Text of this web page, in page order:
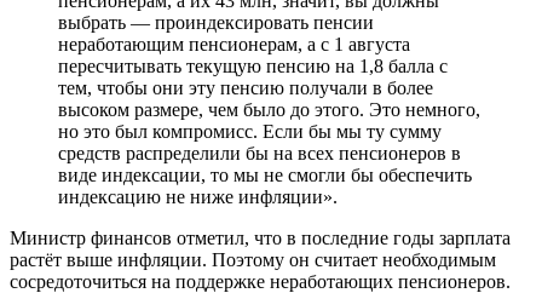
выбрать — проиндексировать пенсии
неработающим пенсионерам, а с 1 августа
пересчитывать текущую пенсию на 1,8 балла с
тем, чтобы они эту пенсию получали в более
высоком размере, чем было до этого. Это немного,
но это был компромисс. Если бы мы ту сумму
средств распределили бы на всех пенсионеров в
виде индексации, то мы не смогли бы обеспечить
индексацию не ниже инфляции».
Министр финансов отметил, что в последние годы зарплата
растёт выше инфляции. Поэтому он считает необходимым
сосредоточиться на поддержке неработающих пенсионеров.